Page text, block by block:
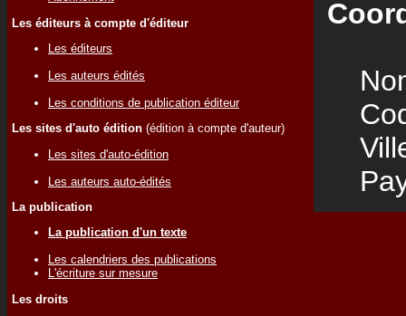
Les éditeurs à compte d'éditeur
Les éditeurs
Les auteurs édités
Les conditions de publication éditeur
Les sites d'auto édition (édition à compte d'auteur)
Les sites d'auto-édition
Les auteurs auto-édités
La publication
La publication d'un texte
Les calendriers des publications
L'écriture sur mesure
Les droits